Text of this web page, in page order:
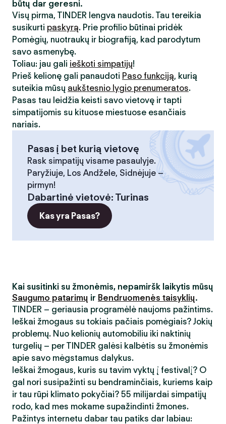
būtų dar geresni.
Visų pirma, TINDER lengva naudotis. Tau tereikia
susikurti paskyrą. Prie profilio būtinai pridėk
Pomėgių, nuotraukų ir biografiją, kad parodytum
savo asmenybę.
Toliau: jau gali ieškoti simpatijų!
Prieš kelionę gali panaudoti Paso funkciją, kurią
suteikia mūsų aukštesnio lygio prenumeratos.
Pasas tau leidžia keisti savo vietovę ir tapti
simpatijomis su kituose miestuose esančiais
nariais.
Pasas į bet kurią vietovę
Rask simpatijų visame pasaulyje.
Paryžiuje, Los Andžele, Sidnėjuje –
pirmyn!
Dabartinė vietovė: Turinas
Kas yra Pasas?
Kai susitinki su žmonėmis, nepamiršk laikytis mūsų
Saugumo patarimų ir Bendruomenės taisyklių.
TINDER – geriausia programėlė naujoms pažintims.
Ieškai žmogaus su tokiais pačiais pomėgiais? Jokių
problemų. Nuo kelionių automobiliu iki naktinių
turgelių – per TINDER galėsi kalbėtis su žmonėmis
apie savo mėgstamus dalykus.
Ieškai žmogaus, kuris su tavim vyktų į festivalį? O
gal nori susipažinti su bendraminčiais, kuriems kaip
ir tau rūpi klimato pokyčiai? 55 milijardai simpatijų
rodo, kad mes mokame supažindinti žmones.
Pažintys internetu dabar tau patiks dar labiau: